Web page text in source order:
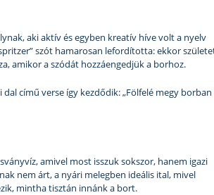
aki aktív és egyben kreatív híve volt a nyelv
szót hamarosan lefordította: ekkor
amikor a szódát hozzáengedjük a borhoz.
című verse így kezdődik: „Fölfelé megy borban
amivel most isszuk sokszor, hanem igazi
nem árt, a nyári melegben ideális ital, mivel
mintha tisztán innánk a bort.